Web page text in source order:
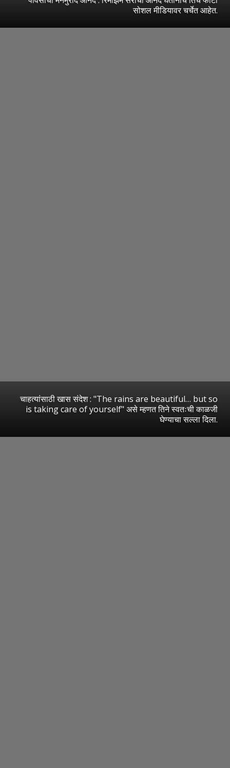
सोशल मीडियावर चर्चेत आहेत.
चाहत्यांसाठी खास संदेश : "The rains are beautiful… but so
is taking care of yourself" असे म्हणत तिने स्वतःची काळजी
घेण्याचा सल्ला दिला.